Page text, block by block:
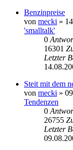
Benzinpreise
von mecki »
'smalltalk'
0
16301
Letzter
Steit mit dem
von mecki »
Tendenzen
0
26755
Letzter